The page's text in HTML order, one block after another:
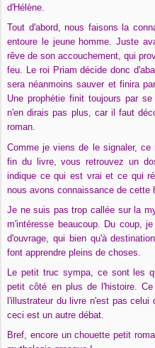
d'Hélène.
Tout d'abord, nous faisons la
entoure le jeune homme. Juste
rêve de son accouchement, qui
feu. Le roi Priam décide donc
sera néanmoins sauver et finira
Une prophétie finit toujours par
n'en dirais pas plus, car il faut
roman.
Comme je viens de le signaler,
fin du livre, vous retrouvez un
indique ce qui est vrai et ce qui
nous avons connaissance de cette
Je ne suis pas trop callée sur la
m'intéresse beaucoup. Du coup,
d'ouvrage, qui bien qu'à
font apprendre pleins de choses.
Le petit truc sympa, ce sont les
petit côté en plus de l'histoire.
l'illustrateur du livre n'est pas
ceci est un autre débat.
Bref, encore un chouette petit